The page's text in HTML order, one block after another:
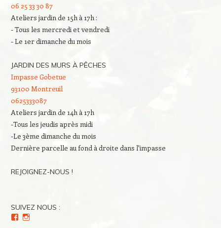
06 25 33 30 87
Ateliers jardin de 15h à 17h :
- Tous les mercredi et vendredi
- Le 1er dimanche du mois
JARDIN DES MURS À PÊCHES
Impasse Gobetue
93100 Montreuil
0625333087
Ateliers jardin de 14h à 17h
-Tous les jeudis après midi
-Le 3ème dimanche du mois
Dernière parcelle au fond à droite dans l'impasse
REJOIGNEZ-NOUS !
SUIVEZ NOUS :
VoirVoir